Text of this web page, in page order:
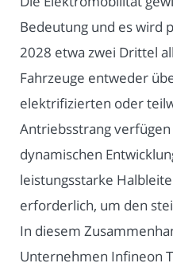
Bedeutung und es wird
2028 etwa zwei Drittel
Fahrzeuge entweder
elektrifizierten oder
Antriebsstrang
dynamischen
leistungsstarke
erforderlich, um den
In diesem
Unternehmen Infineon